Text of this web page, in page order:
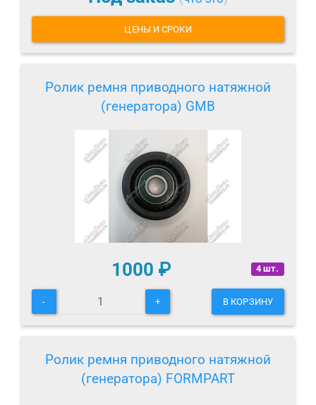
ЦЕНЫ И СРОКИ
Ролик ремня приводного натяжной
(генератора) GMB
4 шт.
1000 ₽
- + В КОРЗИНУ
Ролик ремня приводного натяжной
(генератора) FORMPART